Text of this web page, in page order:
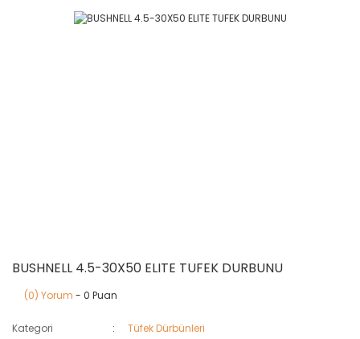
BUSHNELL 4.5-30X50 ELITE TUFEK DURBUNU
(0) Yorum - 0 Puan
Kategori
Tüfek Dürbünleri